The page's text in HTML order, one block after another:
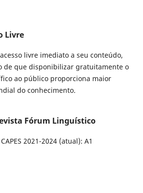
Livre
livre imediato a seu conteúdo,
de que disponibilizar gratuitamente o
ao público proporciona maior
do conhecimento.
Fórum Linguístico
2021-2024 (atual): A1